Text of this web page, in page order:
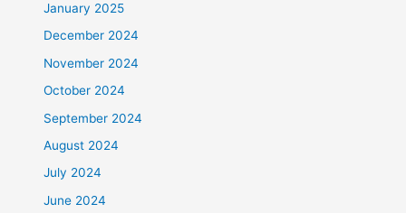
January 2025
December 2024
November 2024
October 2024
September 2024
August 2024
July 2024
June 2024